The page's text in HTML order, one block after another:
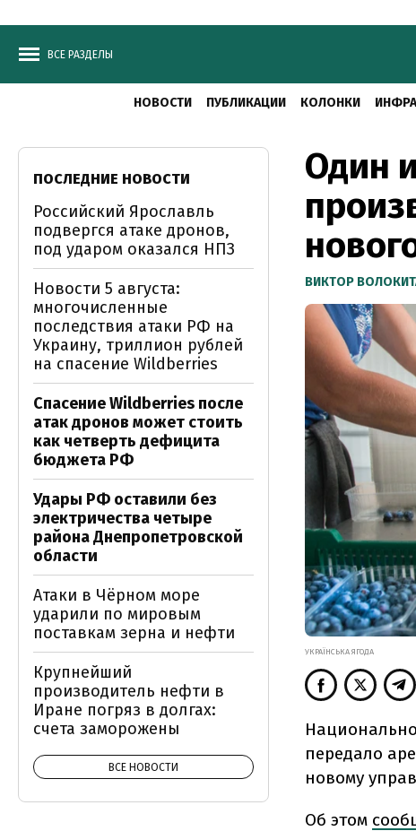
ВСЕ РАЗДЕЛЫ
НОВОСТИ ПУБЛИКАЦИИ КОЛОНКИ
Один
ВИКТОР
УКРАЇНСЬКА ЯГОДА
передало
новому
Об этом
ПОСЛЕДНИЕ НОВОСТИ
Российский Ярославль
подвергся атаке дронов,
под ударом оказался НПЗ
Новости 5 августа:
многочисленные
последствия атаки РФ на
Украину, триллион рублей
на спасение Wildberries
Спасение Wildberries после
атак дронов может стоить
как четверть дефицита
бюджета РФ
Удары РФ оставили без
электричества четыре
района Днепропетровской
области
Атаки в Чёрном море
ударили по мировым
поставкам зерна и нефти
Крупнейший
производитель нефти в
Иране погряз в долгах:
счета заморожены
ВСЕ НОВОСТИ